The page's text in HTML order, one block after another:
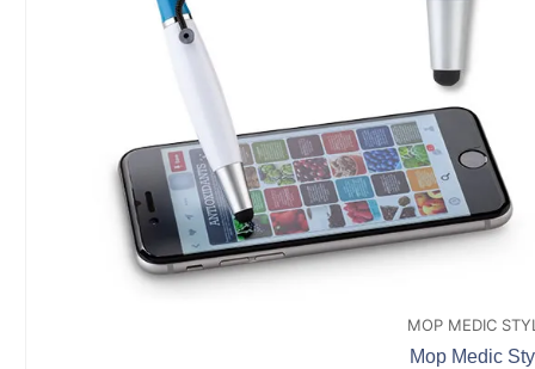
MOP MEDIC
Mop Medic